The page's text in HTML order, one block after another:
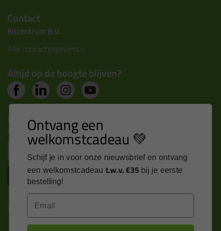
Contact
Kitcentrum B.V.
Alle contactgegevens >
Altijd op de hoogte blijven?
Nieuws, tips en exclusieve deals rechtstreeks in je
inbox
Inschrijven
Kitcentrum is trots op:
Ontvang een
welkomstcadeau 💚
Schijf je in voor onze nieuwsbrief en ontvang
een welkomstcadeau t.w.v. €35 bij je eerste
bestelling!
Email